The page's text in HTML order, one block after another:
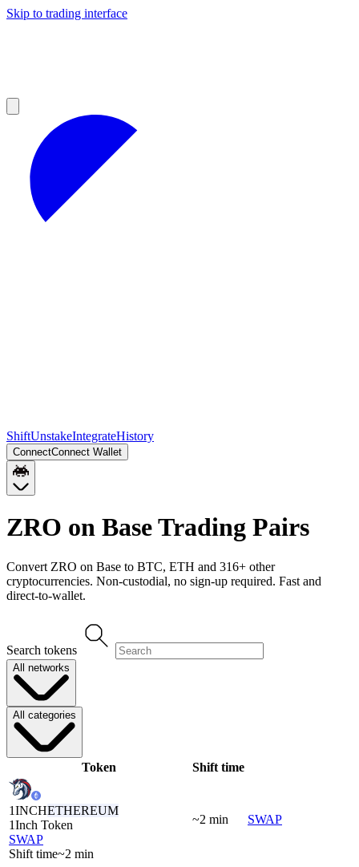
Skip to trading interface
ShiftUnstakeIntegrateHistory
ConnectConnect Wallet
ZRO on BaseTrading Pairs
Convert ZRO on Base to BTC, ETH and 316+ other
cryptocurrencies. Non-custodial, no sign-up required. Fast and
direct-to-wallet.
Search tokens
All networks
All categories
Token Shift time
1INCHETHEREUM
1Inch Token
SWAP
Shift time~2 min
~2 min SWAP